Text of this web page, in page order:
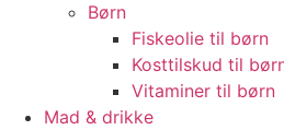
Børn
Fiskeolie til børn
Kosttilskud til
Vitaminer til børn
Mad & drikke